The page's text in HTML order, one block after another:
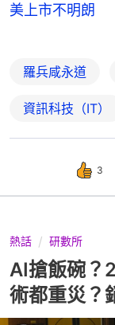
美上市不明朗
羅兵咸永道
資訊科技（IT）
3
熱話 研數所
AI搶飯碗
術都重災？